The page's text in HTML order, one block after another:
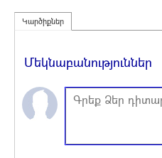
Կարծիքներ
Մեկնաբանություններ